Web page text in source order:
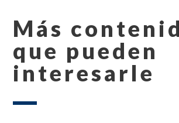
Más
que pueden
interesarle